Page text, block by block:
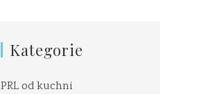
Kategorie
PRL od kuchni